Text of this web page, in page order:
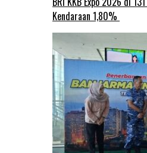
Kendaraan 1,80%